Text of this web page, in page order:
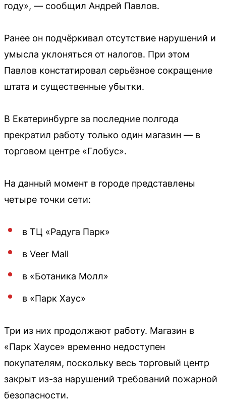
году», — сообщил Андрей Павлов.
Ранее он подчёркивал отсутствие нарушений и
умысла уклоняться от налогов. При этом
Павлов констатировал серьёзное сокращение
штата и существенные убытки.
В Екатеринбурге за последние полгода
прекратил работу только один магазин — в
торговом центре «Глобус».
На данный момент в городе представлены
четыре точки сети:
в ТЦ «Радуга Парк»
в Veer Mall
в «Ботаника Молл»
в «Парк Хаус»
Три из них продолжают работу. Магазин в
«Парк Хаусе» временно недоступен
покупателям, поскольку весь торговый центр
закрыт из-за нарушений требований пожарной
безопасности.